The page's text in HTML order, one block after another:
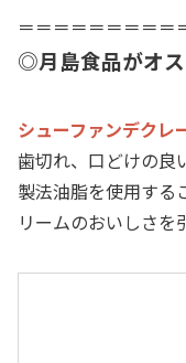
＝＝＝＝＝＝＝＝＝
◎月島食品がオ
シューファンデクレ
歯切れ、口どけの良
製法油脂を使用する
リームのおいしさを